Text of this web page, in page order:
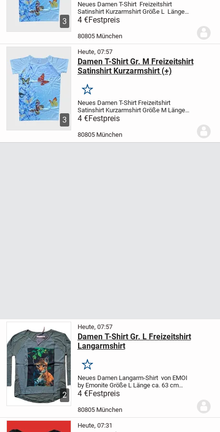
3
Neues Damen T-Shirt Freizeitshirt
Satinshirt Kurzarmshirt Größe L Länge
ca. 78 cmBreite ca. 52 cm
angenehm zu tragendes T-Shirt,
leichte Faserkombination mit hohen
4 €Festpreis
80805 München
3
Heute, 07:57
Damen T-Shirt Gr. M Freizeitshirt
Satinshirt Kurzarmshirt (+)
Merken
Neues Damen T-Shirt Freizeitshirt
Satinshirt Kurzarmshirt Größe M Länge
ca. 76 cmBreite ca. 50 cm
angenehm zu tragendes T-Shirt,
leichte Faserkombination mit hohen
4 €Festpreis
80805 München
2
Heute, 07:57
Damen T-Shirt Gr. L Freizeitshirt
Langarmshirt
Merken
Neues Damen Langarm-Shirt von EMOI
by Emonite Größe L Länge ca. 63 cm
Breite ca. 50 cm
tragendes T-Shirt
Baumwolle/35 % Polyester
4 €Festpreis
80805 München
Heute, 07:31